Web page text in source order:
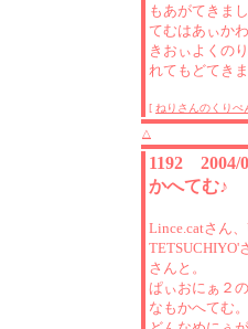
もあがてきま
てむはあぃか
きおぃよくの
れてもどてき
[ ねりさんのくりぺ
△
1192
かへてむ♪
Lince.catさん
TETSUCHIYO'
さんと。
ぱぃおにぁ２
なもかへてむ。